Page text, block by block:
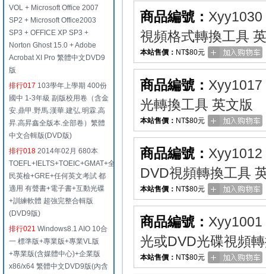
VOL + Microsoft Office 2007
SP2 + Microsoft Office2003
SP3 + OFFICE XP SP3 +
Norton Ghost 15.0 + Adobe
Acrobat XI Pro 繁體中文DVD9
版
排行017 103學年上學期 400份
國中 1-3年級 副版校用卷（含金
安.鼎甲.野馬.漢華.建弘.明霖.高
昇.高昇鑫全版本.全部卷）繁體
中文合輯版(DVD版)
排行018 2014年02月 680本
TOEFL+IELTS+TOEIC+GMAT+全
民英檢+GRE+任何英文考試 都
適用 有聲書+電子書+互動光碟
+訓練軟體 超強完整合輯版
(DVD9版)
排行021 Windows8.1 AIO 10合
一 標準版+專業版+專業VL版
+專業版(含媒體中心)+企業版
x86/x64 繁體中文DVD9版(內含
商品編號： Xyy1030
視頻格式轉換工具
本站售價： NT$80元
商品編號： Xyy1017
光轉換工具 英文版
本站售價： NT$80元
商品編號： Xyy1012
DVD視頻轉換工具
本站售價： NT$80元
商品編號： Xyy1001
光或DVD光碟視頻
本站售價： NT$80元